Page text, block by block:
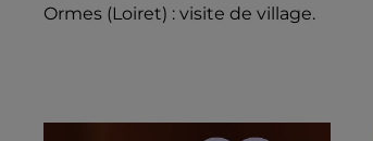
Ormes (Loiret) : visite de village.